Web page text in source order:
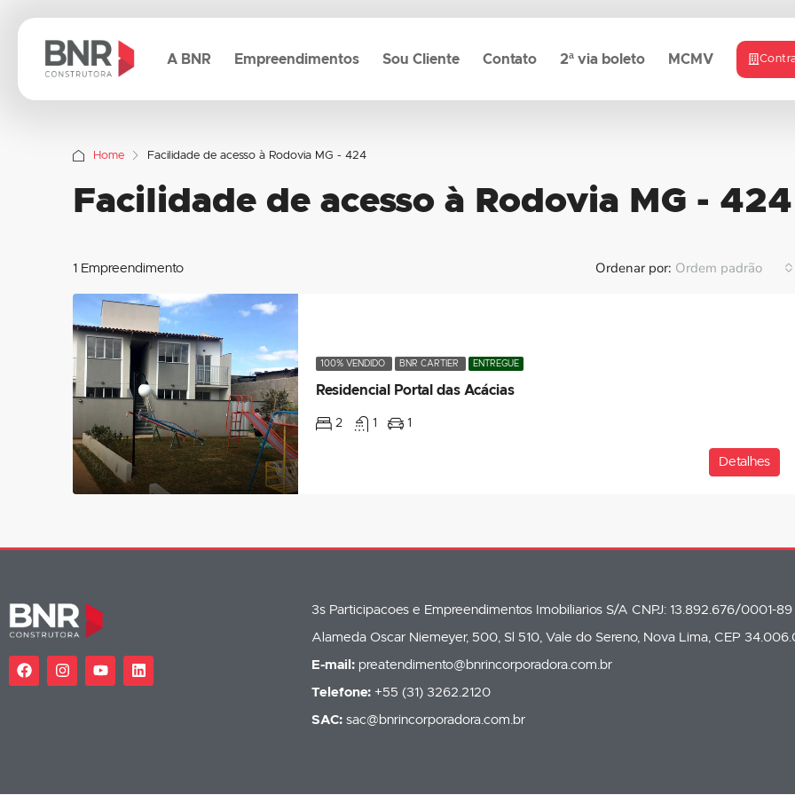
A BNR Empreendimentos Sou Cliente Contato 2ª via boleto MCMV
Home Facilidade de acesso à Rodovia MG - 424
Facilidade de acesso à Rodovia MG - 424
1 Empreendimento Ordenar por: Ordem padrão
100% VENDIDO BNR CARTIER ENTREGUE
Residencial Portal das Acácias
2 1 1
Detalhes
3s Participacoes e Empreendimentos Imobiliarios S/A CNPJ: 13.892.676/0001-89
Alameda Oscar Niemeyer, 500, Sl 510, Vale do Sereno, Nova Lima, CEP
E-mail: preatendimento@bnrincorporadora.com.br
Telefone: +55 (31) 3262.2120
SAC:sac@bnrincorporadora.com.br